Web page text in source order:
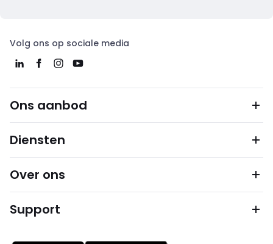
Volg ons op sociale media
Ons aanbod
Diensten
Over ons
Support